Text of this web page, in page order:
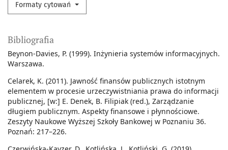
Formaty cytowań
Bibliografia
Beynon-Davies, P. (1999). Inżynieria systemów informacyjnych.
Warszawa.
Celarek, K. (2011). Jawność finansów publicznych istotnym
elementem w procesie urzeczywistniania prawa do informacji
publicznej, [w:] E. Denek, B. Filipiak (red.), Zarządzanie
długiem publicznym. Aspekty finansowe i płynnościowe.
Zeszyty Naukowe Wyższej Szkoły Bankowej w Poznaniu 36.
Poznań: 217–226.